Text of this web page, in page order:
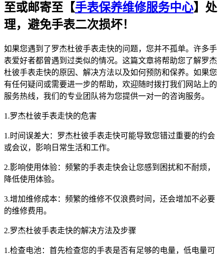
至或邮寄至【手表保养维修服务中心】处
理，避免手表二次损坏！
如果您遇到了罗杰杜彼手表走快的问题，您并不孤单。许多手
表爱好者都曾遇到过类似的情况。这篇文章将帮助您了解罗杰
杜彼手表走快的原因、解决方法以及如何预防和保养。如果您
有任何疑问或需要进一步的帮助，欢迎随时拨打我们网站上的
服务热线，我们的专业团队将为您提供一对一的咨询服务。
1.罗杰杜彼手表走快的危害
1.时间误差大：罗杰杜彼手表走快可能导致您错过重要的约会
或会议，影响日常生活和工作。
2.影响使用体验：频繁的手表走快会让您感到困扰和不耐烦，
降低使用体验。
3.增加维修成本：频繁的维修不仅浪费时间，还会增加不必要
的维修费用。
2.罗杰杜彼手表走快的解决方法及步骤
1.检查电池：首先检查您的手表是否有足够的电量，低电量可